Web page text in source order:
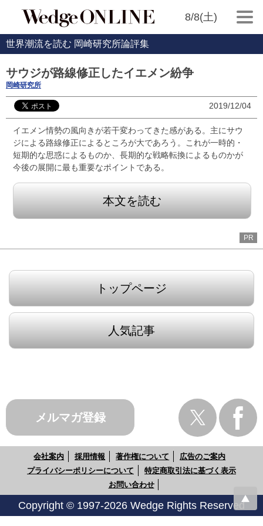
8/8(土)
世界潮流を読む 岡崎研究所論評集
サウジが路線修正したイエメン紛争
岡崎研究所
2019/12/04
イエメン情勢の風向きが若干変わってきた感がある。主にサウ
ジによる路線修正によるところが大であろう。これが一時的・
短期的な思惑によるものか、長期的な戦略転換によるものかが
今後の展開に最も重要なポイントである。
本文を読む
PR
トップページ
人気記事
メルマガ登録
会社案内 採用情報 著作権について
広告のご案内
プライバシーポリシーについて
特定商取引法に基づく表示
お問い合わせ
Copyright © 1997-2026 Wedge Rights Reserved